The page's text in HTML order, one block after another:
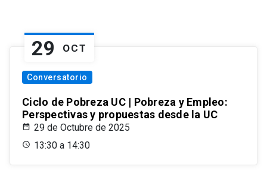
29 OCT
Conversatorio
Ciclo de Pobreza UC | Pobreza y Empleo:
Perspectivas y propuestas desde la UC
29 de Octubre de 2025
13:30 a 14:30